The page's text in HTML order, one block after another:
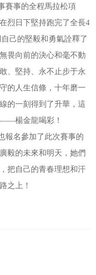
賽事的全程馬拉松項
烈日下堅持跑完了全長4
己的堅毅和勇氣詮釋了
畏向前的決心和毫不動
、堅持、永不止步于永
的人生信條，十年磨一
的一刻得到了升華，這
楊金龍喝彩！
報名參加了此次賽事的
毅的未來和明天，她們
把自己的青春理想和汗
之上！